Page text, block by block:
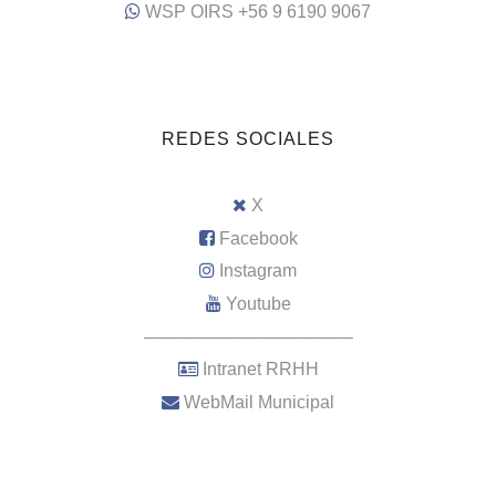
WSP OIRS +56 9 6190 9067
REDES SOCIALES
X
Facebook
Instagram
Youtube
–––––––––––––––––––––
Intranet RRHH
WebMail Municipal